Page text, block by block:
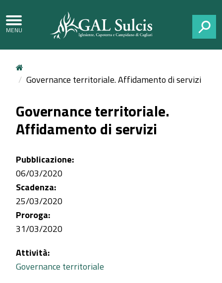
Governance territoriale. Affidamento di servizi
Governance territoriale.
Affidamento di servizi
Pubblicazione:
06/03/2020
Scadenza:
25/03/2020
Proroga:
31/03/2020
Attività:
Governance territoriale